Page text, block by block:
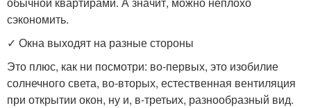
сэкономить.
✓ Окна выходят на разные стороны
Это плюс, как ни посмотри: во-первых, это изобилие
солнечного света, во-вторых, естественная вентиляция
при открытии окон, ну и, в-третьих, разнообразный вид.